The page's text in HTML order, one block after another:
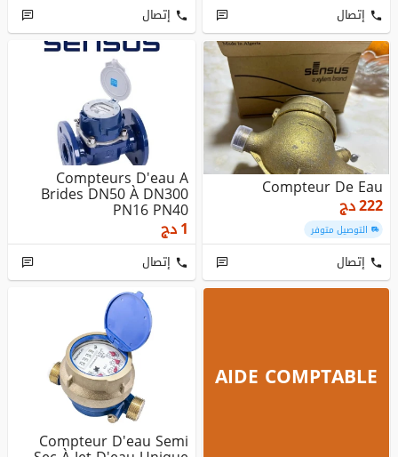
إتصال إتصال
Compteur De Eau
222دج
التوصيل متوفر
إتصال
Compteurs D'eau A
Brides DN50 À DN300
PN16 PN40
1دج
إتصال
AIDE COMPTABLE
Compteur D'eau Semi